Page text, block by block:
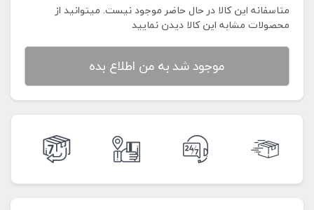
متاسفانه این کالا در حال حاضر موجود نیست. می‍توانید از
محصولات مشابه این کالا دیدن نمایید
موجود شد به من اطلاع بده